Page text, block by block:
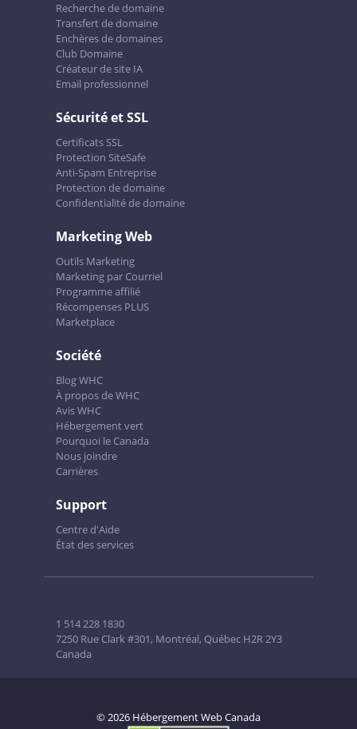
Recherche de domaine
Transfert de domaine
Enchères de domaines
Club Domaine
Créateur de site IA
Email professionnel
Sécurité et SSL
Certificats SSL
Protection SiteSafe
Anti-Spam Entreprise
Protection de domaine
Confidentialité de domaine
Marketing Web
Outils Marketing
Marketing par Courriel
Programme affilié
Récompenses PLUS
Marketplace
Société
Blog WHC
À propos de WHC
Avis WHC
Hébergement vert
Pourquoi le Canada
Nous joindre
Carrières
Support
Centre d'Aide
État des services
1 514 228 1830
7250 Rue Clark #301, Montréal, Québec H2R 2Y3
Canada
© 2026 Hébergement Web Canada